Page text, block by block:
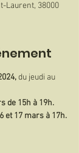
Laurent, 38000
du jeudi au
de 15h à 19h.
et 17 mars à 17h.